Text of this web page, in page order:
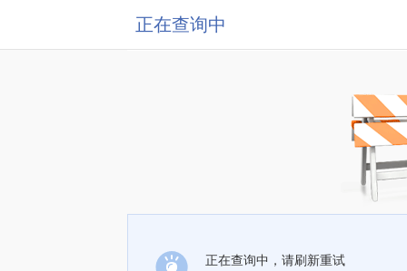
正在查询中
正在查询中，请刷新重试